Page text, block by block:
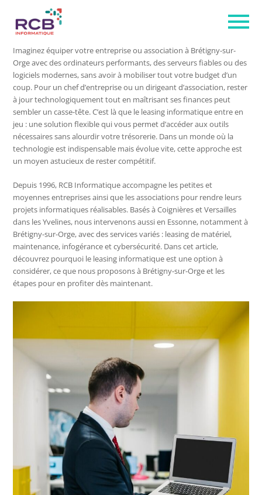
Imaginez équiper votre entreprise ou association à Brétigny-sur-
Orge avec des ordinateurs performants, des serveurs fiables ou des
logiciels modernes, sans avoir à mobiliser tout votre budget d’un
coup. Pour un chef d’entreprise ou un dirigeant d’association, rester
à jour technologiquement tout en maîtrisant ses finances peut
sembler un casse-tête. C’est là que le leasing informatique entre en
jeu : une solution flexible qui vous permet d’accéder aux outils
nécessaires sans alourdir votre trésorerie. Dans un monde où la
technologie est indispensable mais évolue vite, cette approche est
un moyen astucieux de rester compétitif.
Depuis 1996, RCB Informatique accompagne les petites et
moyennes entreprises ainsi que les associations pour rendre leurs
projets informatiques réalisables. Basés à Coignières et Versailles
dans les Yvelines, nous intervenons aussi en Essonne, notamment à
Brétigny-sur-Orge, avec des services variés : leasing de matériel,
maintenance, infogérance et cybersécurité. Dans cet article,
découvrez pourquoi le leasing informatique est une option à
considérer, ce que nous proposons à Brétigny-sur-Orge et les
étapes pour en profiter dès maintenant.